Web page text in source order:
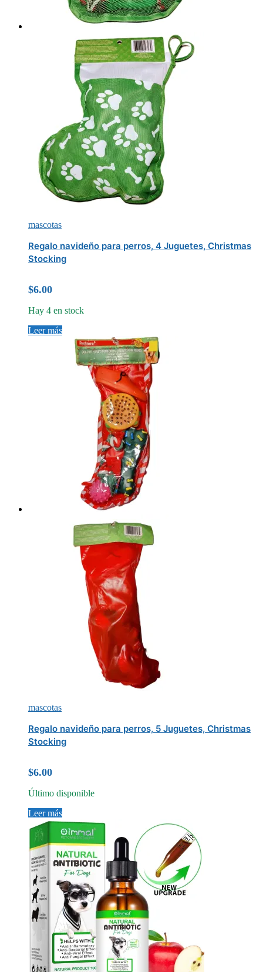
mascotas
Regalo navideño para perros, 4 Juguetes, Christmas
Stocking
$6.00
Hay 4 en stock
Leer más
mascotas
Regalo navideño para perros, 5 Juguetes, Christmas
Stocking
$6.00
Último disponible
Leer más